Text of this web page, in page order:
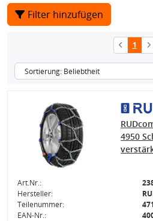
Filter hinzufügen
1
4950
Art.Nr.:
Hersteller:
Teilenummer:
EAN-Nr.: